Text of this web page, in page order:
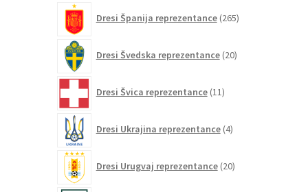
Dresi Španija reprezentance 265izdelkov
Dresi Švedska reprezentance 20izdelkov
Dresi Švica reprezentance 11izdelkov
Dresi Ukrajina reprezentance 4izdelki
Dresi Urugvaj reprezentance 20izdelkov